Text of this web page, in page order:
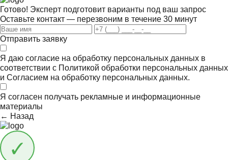
Готово! Эксперт подготовит варианты под ваш запрос
Оставьте контакт — перезвоним в течение 30 минут
Отправить заявку
Я даю согласие на обработку персональных данных в
соответствии с Политикой обработки персональных данных
и Согласием на обработку персональных данных.
Я согласен получать рекламные и информационные
материалы
← Назад